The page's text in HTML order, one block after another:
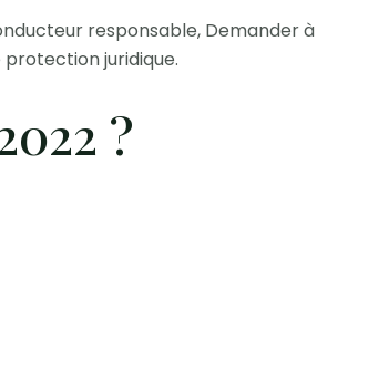
responsable, Demander à
juridique.
?